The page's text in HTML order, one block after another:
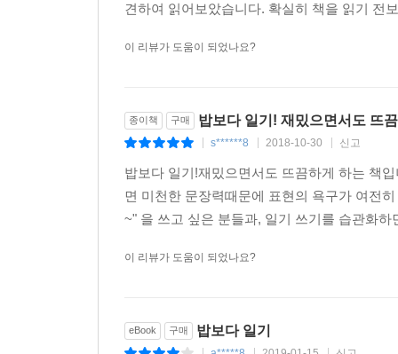
견하여 읽어보았습니다. 확실히 책을 읽기 전
이 리뷰가 도움이 되었나요?
종이책 구매 밥보다 일기! 재밌으면서도 뜨
s******8 2018-10-30 신고
밥보다 일기!재밌으면서도 뜨끔하게 하는 책
면 미천한 문장력때문에 표현의 욕구가 여전
~" 을 쓰고 싶은 분들과, 일기 쓰기를 습관화
이 리뷰가 도움이 되었나요?
eBook 구매 밥보다 일기